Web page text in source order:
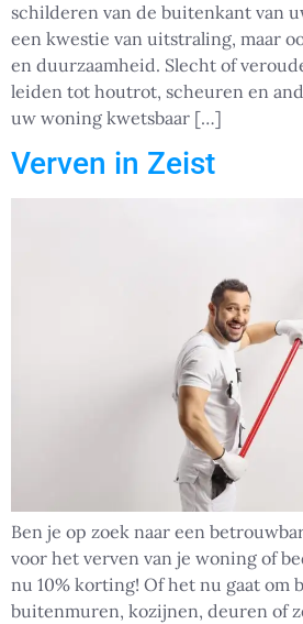
schilderen van de buitenkant van
een kwestie van uitstraling, maar
en duurzaamheid. Slecht of
leiden tot houtrot, scheuren en
uw woning kwetsbaar […]
Verven in Zeist
Ben je op zoek naar een
voor het verven van je woning of
nu 10% korting! Of het nu gaat om
buitenmuren, kozijnen, deuren of